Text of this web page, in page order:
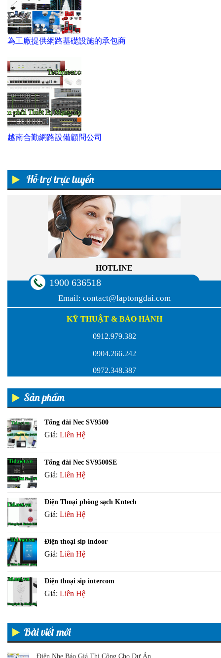
Hỗ trợ trực tuyến
HOTLINE
1900 636518
Email: contact@laptongdai.com
KỸ THUẬT & BẢO HÀNH
0912.979.382
0904.266.242
0972.348.387
Sản phẩm
Tổng đài Nec SV9500
Giá: Liên Hệ
Tổng đài Nec SV9500SE
Giá: Liên Hệ
Điện Thoại phòng sạch Kntech
Giá: Liên Hệ
Điện thoại sip indoor
Giá: Liên Hệ
Điện thoại sip intercom
Giá: Liên Hệ
Bài viết mới
Điện Nhẹ Báo Giá Thi Công Cho Dự Án
為工廠提供網路基礎設施的承包商
越南合勤網路設備顧問公司